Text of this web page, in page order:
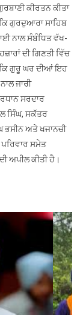
ਜੁਲਾਈ
ਤੋਂ
ਹੋਣਗੇ
ਸ਼ੁਰੂ,
ਪ੍ਰਸਿੱਧ
ਕੀਰਤਨ
ਕੀਰਤਨ ਕੀਤਾ
ਗੁਰਦੁਆਰਾ ਸਾਹਿਬ
ਨਾਲ ਸੰਬੰਧਿਤ ਵੱਖ-
ਦੀ ਗਿਣਤੀ ਵਿੱਚ
ਕਿ ਗੁਰੂ ਘਰ ਦੀਆਂ ਇਹ
ਜਾਰੀ
ਸਰਦਾਰ
ਸਿੰਘ, ਸਕੱਤਰ
ਭਸੀਨ ਅਤੇ ਖਜਾਨਚੀ
ਸਮੇਤ
ਅਪੀਲ ਕੀਤੀ ਹੈ।